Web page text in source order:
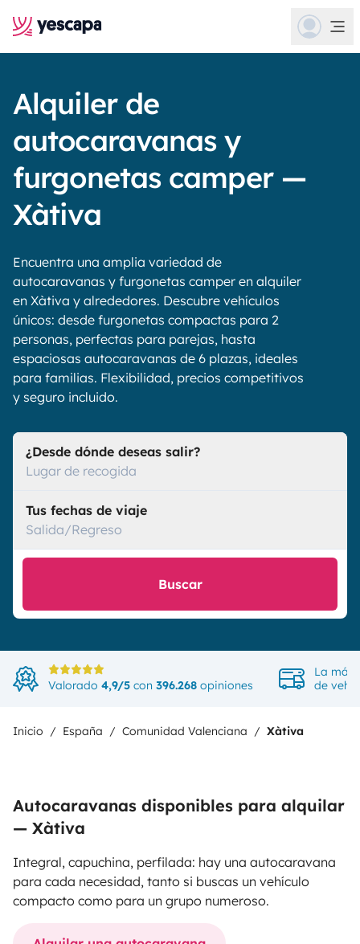
Alquiler de
autocaravanas y
furgonetas camper —
Xàtiva
Encuentra una amplia variedad de
autocaravanas y furgonetas camper en alquiler
en Xàtiva y alrededores. Descubre vehículos
únicos: desde furgonetas compactas para 2
personas, perfectas para parejas, hasta
espaciosas autocaravanas de 6 plazas, ideales
para familias. Flexibilidad, precios competitivos
y seguro incluido.
¿Desde dónde deseas salir?
Lugar de recogida
Tus fechas de viaje
Salida/Regreso
Buscar
Valorado 4,9/5 con 396.268 opiniones
La más
de
Inicio España Comunidad Valenciana Xàtiva
Autocaravanas disponibles para alquilar
— Xàtiva
Integral, capuchina, perfilada: hay una autocaravana
para cada necesidad, tanto si buscas un vehículo
compacto como para un grupo numeroso.